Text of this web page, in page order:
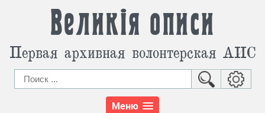
Великія описи
Первая архивная волонтерская АИС
Меню